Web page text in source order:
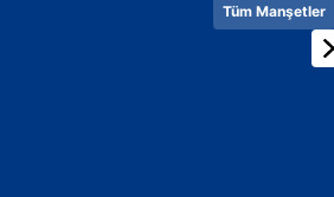
Tüm Manşetler